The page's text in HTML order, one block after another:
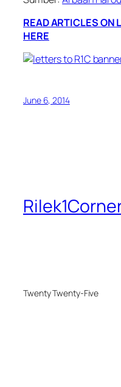
READ ARTICLES ON
HERE
June 6, 2014
Twenty Twenty-Five